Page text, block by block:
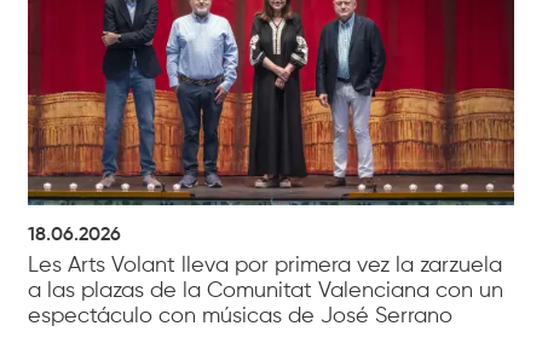
18.06.2026
Les Arts Volant lleva por primera vez la zarzuela
a las plazas de la Comunitat Valenciana con un
espectáculo con músicas de José Serrano